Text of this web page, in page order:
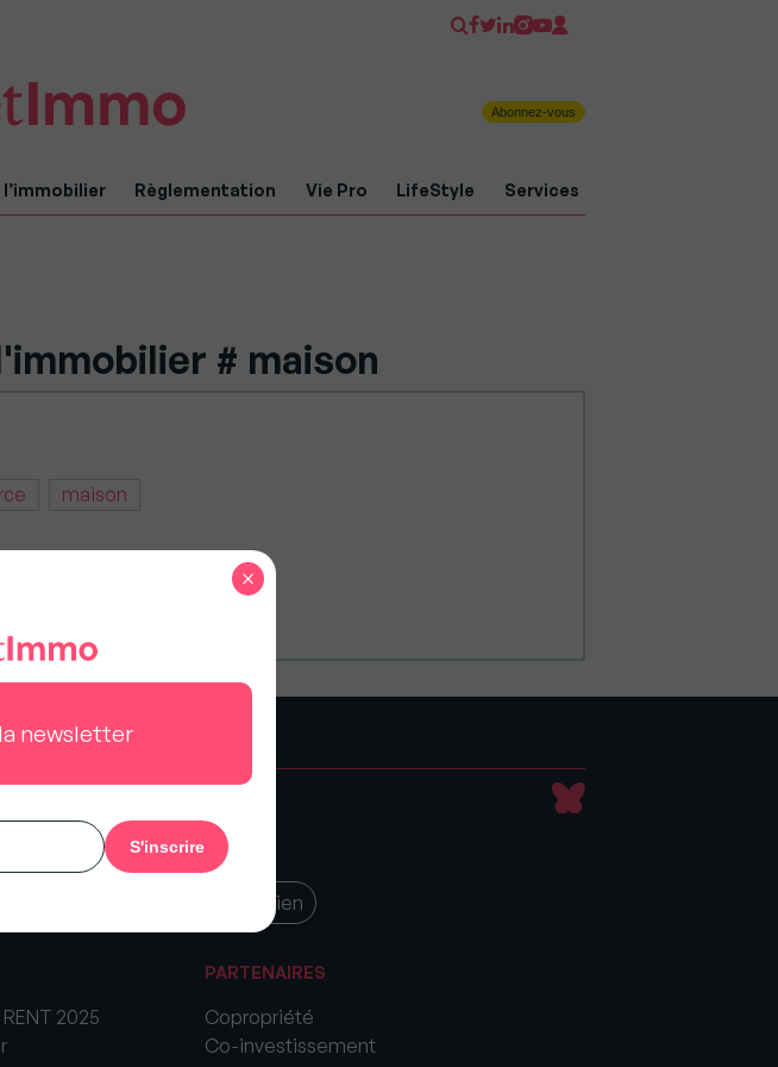
Abonnez-vous
l’immobilier Règlementation Vie Pro LifeStyle Services
# maison
maison
à notre campagne de soutien
2025
PARTENAIRES
Copropriété
Co-investissement
newsletter
×